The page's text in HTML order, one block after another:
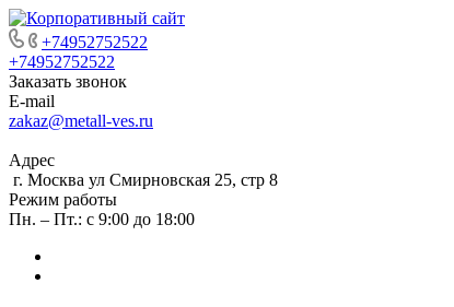
+74952752522
+74952752522
Заказать звонок
E-mail
zakaz@metall-ves.ru
Адрес
г. Москва ул Смирновская 25, стр 8
Режим работы
Пн. – Пт.: с 9:00 до 18:00